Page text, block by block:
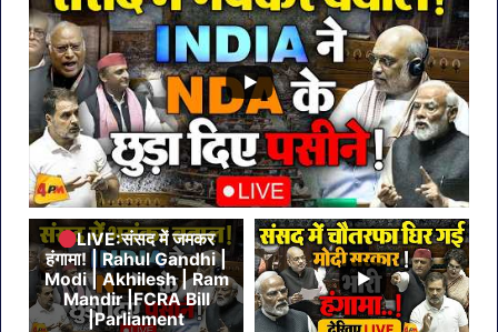
LIVE:संसद में जमकर
हंगामा! | Rahul Gandhi |
Modi | Akhilesh | Ram
Mandir |FCRA Bill
|Parliament